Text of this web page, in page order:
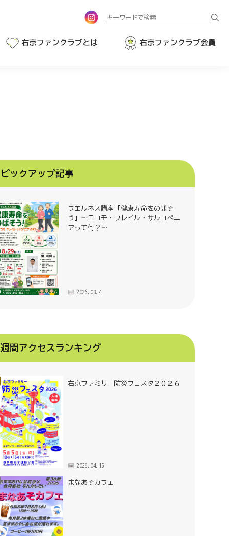
右京ファンクラブとは 右京ファンクラブ会員
ピックアップ記事
ウエルネス講座「健康寿命をのばそ
う」～ロコモ・フレイル・サルコペニ
アって何？～
2026.08.4
週間アクセスランキング
右京ファミリー防災フェスタ２０２６
2026.04.15
まなあそカフェ